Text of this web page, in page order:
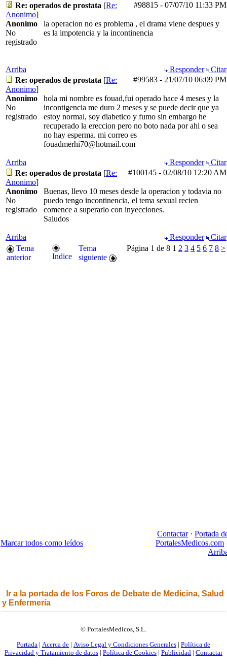
#98815 - 07/07/10 11:33 PM
Re: operados de prostata [Re:
Anonimo]
Anonimo
No
registrado
la operacion no es problema , el drama viene despues y
es la impotencia y la incontinencia
Arriba Responder
Citar
#99583 - 21/07/10 06:09 PM
Re: operados de prostata [Re:
Anonimo]
Anonimo
No
registrado
hola mi nombre es fouad,fui operado hace 4 meses y la
incontigencia me duro 2 meses y se puede decir que ya
estoy normal, soy diabetico y fumo sin embargo he
recuperado la ereccion pero no boto nada por ahi o sea
no hay esperma. mi correo es
fouadmerhi70@hotmail.com
Arriba Responder
Citar
#100145 - 02/08/10 12:20 AM
Re: operados de prostata [Re:
Anonimo]
Anonimo
No
registrado
Buenas, llevo 10 meses desde la operacion y todavia no
puedo tengo incontinencia, el tema sexual recien
comence a superarlo con inyecciones.
Saludos
Arriba Responder
Citar
Página 1 de 8 1 2 3 4 5 6 7 8 >
Tema
anterior
Indice
Tema
siguiente
Marcar todos como leídos
Contactar· Portada
PortalesMedicos.com
Ir a la portada de los Foros de Debate de Medicina, Salud
y Enfermería
© PortalesMedicos, S.L.
Portada | Acerca de | Aviso Legal y Condiciones Generales | Política de
Privacidad y Tratamiento de datos | Política de Cookies | Publicidad | Contactar